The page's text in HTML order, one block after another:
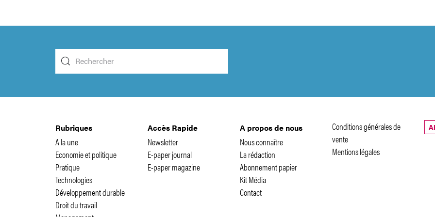
Rubriques
A la une
Economie et politique
Pratique
Technologies
Développement durable
Droit du travail
Accès Rapide
Newsletter
E-paper journal
E-paper magazine
A propos de nous
Nous connaître
La rédaction
Abonnement papier
Kit Média
Contact
Conditions générales de
vente
Mentions légales